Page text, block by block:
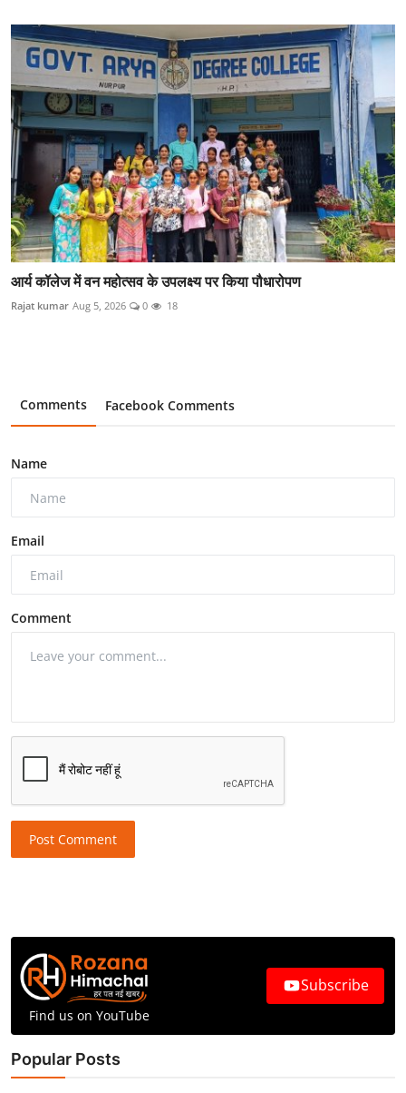
आर्य कॉलेज में वन महोत्सव के उपलक्ष्य पर किया पौधारोपण
Rajat kumar Aug 5, 2026 0 18
Comments Facebook Comments
Name
Email
Comment
Post Comment
Find us on YouTube
Subscribe
Popular Posts